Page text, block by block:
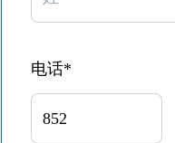
电话*